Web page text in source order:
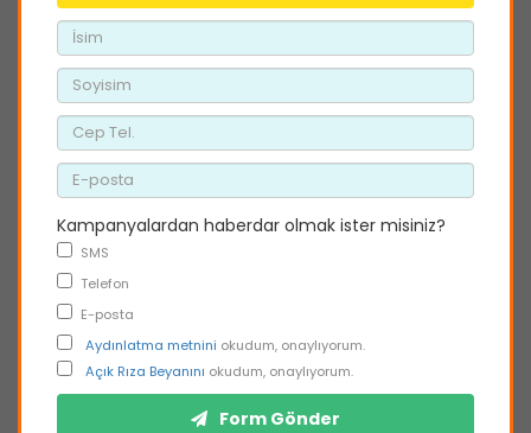
Kampanyalardan haberdar olmak ister misiniz?
SMS
Telefon
E-posta
Aydınlatma metnini okudum, onaylıyorum.
Açık Rıza Beyanını okudum, onaylıyorum.
Form Gönder